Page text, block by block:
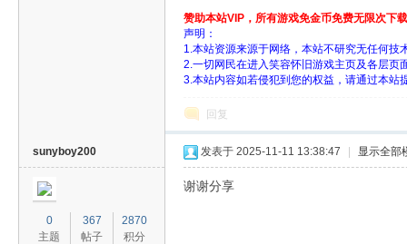
赞助本站VIP，所有游戏免金币免费无限次下
声明：
1.本站资源来源于网络，本站不研究无任何
2.一切网民在进入笑容怀旧游戏主页及各层页
3.本站内容如若侵犯到您的权益，请通过本站
回复
sunyboy200
0
主题
367
帖子
2870
积分
发表于 2025-11-11 13:38:47 显示全部
谢谢分享